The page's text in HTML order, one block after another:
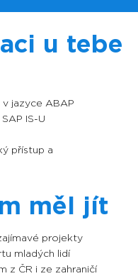
u tebe
jazyce ABAP
IS-U
přístup a
měl jít
projekty
mladých lidí
z ČR i ze zahraničí